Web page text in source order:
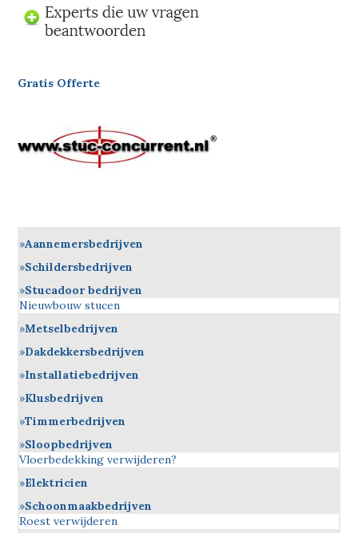
Gratis Offerte
Aannemersbedrijven
Schildersbedrijven
Stucadoor bedrijven
Nieuwbouw stucen
Metselbedrijven
Dakdekkersbedrijven
Installatiebedrijven
Klusbedrijven
Timmerbedrijven
Sloopbedrijven
Vloerbedekking verwijderen?
Elektricien
Schoonmaakbedrijven
Roest verwijderen